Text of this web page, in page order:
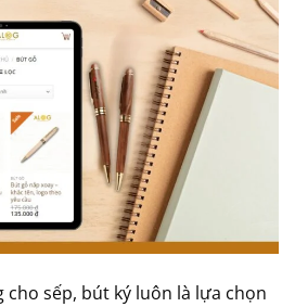
cho sếp, bút ký luôn là lựa chọn